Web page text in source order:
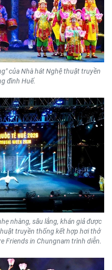
của Nhà hát Nghệ thuật truyền
đình Huế.
nhàng, sâu lắng, khán giả được
truyền thống kết hợp hơi thở
Friends in Chungnam trình diễn.